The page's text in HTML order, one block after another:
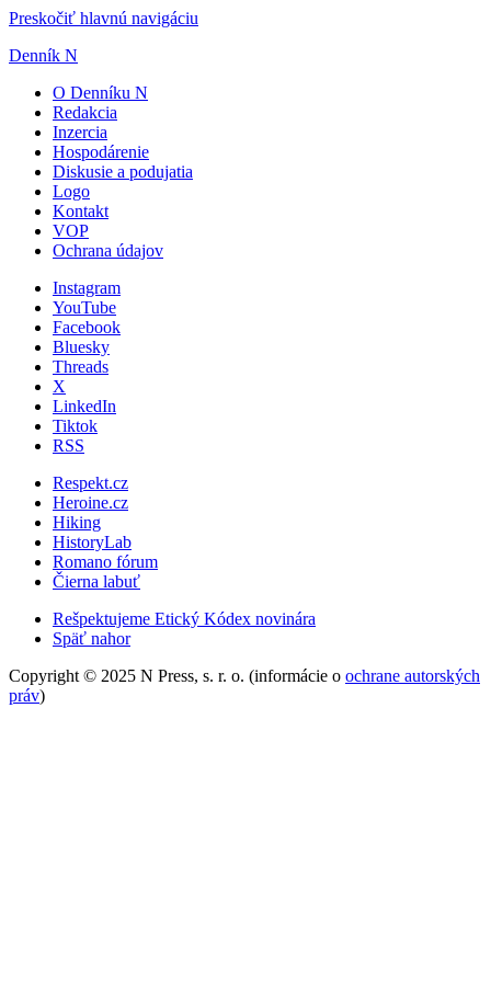
Preskočiť hlavnú navigáciu
Denník N
O Denníku N
Redakcia
Inzercia
Hospodárenie
Diskusie a podujatia
Logo
Kontakt
VOP
Ochrana údajov
Instagram
YouTube
Facebook
Bluesky
Threads
X
LinkedIn
Tiktok
RSS
Respekt.cz
Heroine.cz
Hiking
HistoryLab
Romano fórum
Čierna labuť
Rešpektujeme Etický Kódex novinára
Späť nahor
Copyright © 2025 N Press, s. r. o. (informácie o ochrane autorských
práv)